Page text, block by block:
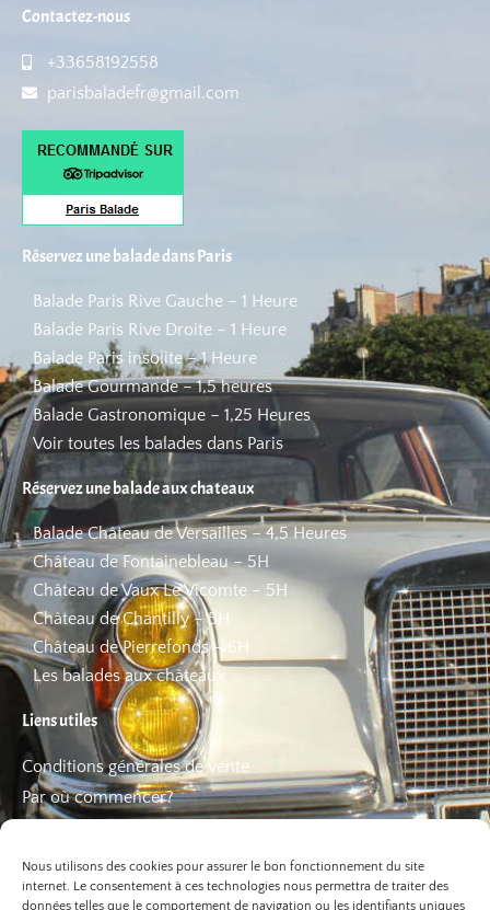
Nous utilisons des cookies pour assurer le bon fonctionnement du site
internet. Le consentement à ces technologies nous permettra de traiter des
données telles que le comportement de navigation ou les identifiants uniques
Contactez-nous
+33658192558
parisbaladefr@gmail.com
Réservez une balade dans Paris
Balade Paris Rive Gauche – 1 Heure
Balade Paris Rive Droite – 1 Heure
Balade Paris insolite – 1 Heure
Balade Gourmande – 1,5 heures
Balade Gastronomique – 1,25 Heures
Voir toutes les balades dans Paris
Réservez une balade aux chateaux
Balade Château de Versailles – 4,5 Heures
Château de Fontainebleau – 5H
Château de Vaux Le Vicomte – 5H
Château de Chantilly – 5H
Château de Pierrefonds – 6H
Les balades aux châteaux
Liens utiles
Conditions générales de vente
Par où commencer?
Les bons plans